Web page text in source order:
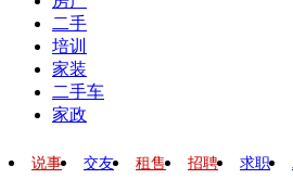
二手
培训
家装
二手车
家政
说事 交友 租售 招聘 求职